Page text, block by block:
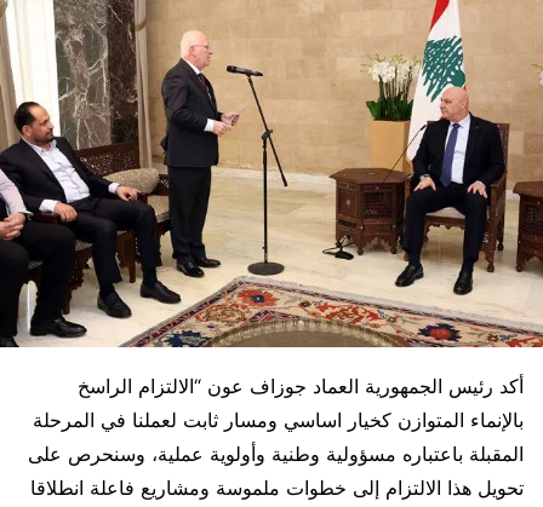
أكد رئيس الجمهورية العماد جوزاف عون “الالتزام الراسخ
بالإنماء المتوازن كخيار اساسي ومسار ثابت لعملنا في المرحلة
المقبلة باعتباره مسؤولية وطنية وأولوية عملية، وسنحرص على
تحويل هذا الالتزام إلى خطوات ملموسة ومشاريع فاعلة انطلاقا